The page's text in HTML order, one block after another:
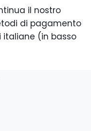
il nostro
di pagamento
italiane (in basso